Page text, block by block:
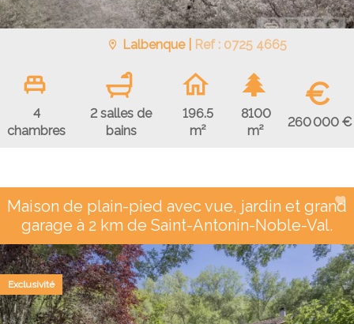
Lalbenque | Ref : 0725 4665
4
chambres
2 salles de
bains
196.5
m²
8100
m²
€
260 000 €
Maison de plain-pied avec vue, jardin et grand
garage à 2 km de Saint-Antonin-Noble-Val.
Exclusivité